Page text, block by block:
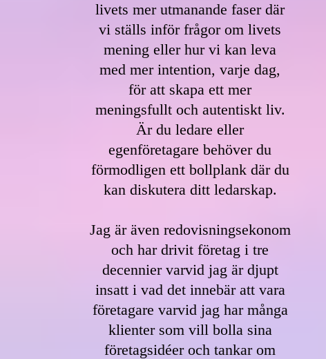
livets mer utmanande faser där
vi ställs inför frågor om livets
mening eller hur vi kan leva
med mer intention, varje dag,
för att skapa ett mer
meningsfullt och autentiskt liv.
Är du ledare eller
egenföretagare behöver du
förmodligen ett bollplank där du
kan diskutera ditt ledarskap.
Jag är även redovisningsekonom
och har drivit företag i tre
decennier varvid jag är djupt
insatt i vad det innebär att vara
företagare varvid jag har många
klienter som vill bolla sina
företagsidéer och tankar om